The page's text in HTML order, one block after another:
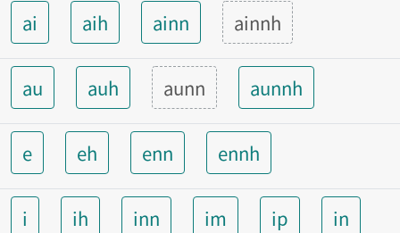
ai aih ainn ainnh
au auh aunn aunnh
e eh enn ennh
i ih inn im ip
in